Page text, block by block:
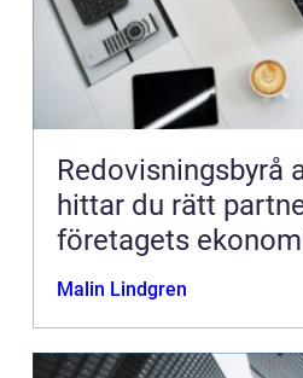
Redovisningsbyrå
hittar du rätt
företagets
Malin Lindgren